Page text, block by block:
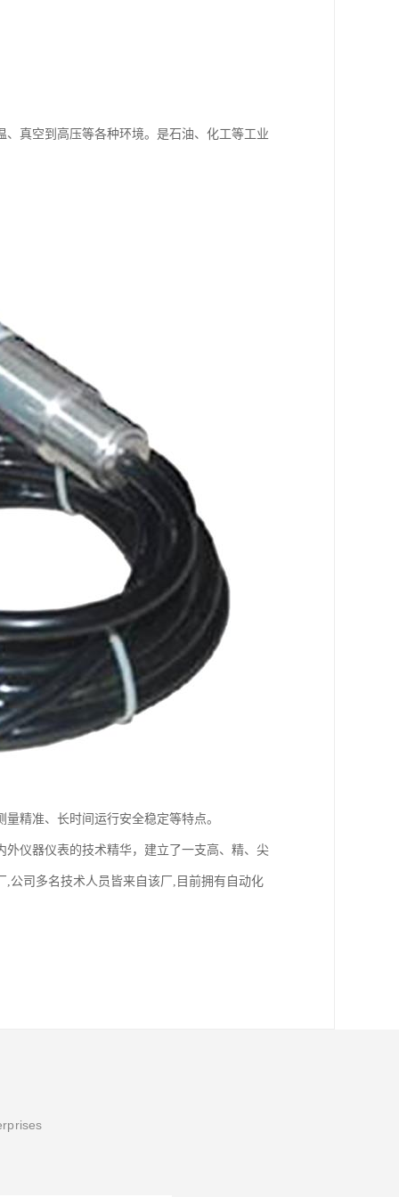
真空到高压等各种环境。是石油、化工等工业
精准、长时间运行安全稳定等特点。
仪器仪表的技术精华，建立了一支高、精、尖
公司多名技术人员皆来自该厂,目前拥有自动化